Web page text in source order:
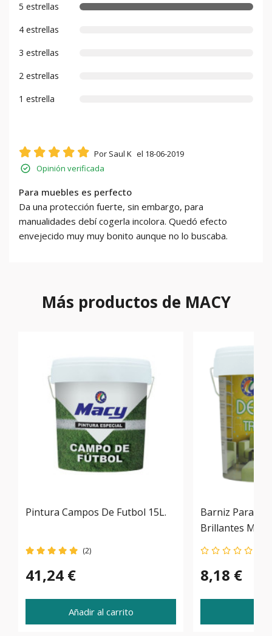
5 estrellas
4 estrellas
3 estrellas
2 estrellas
1 estrella
Por Saul K el 18-06-2019
Opinión verificada
Para muebles es perfecto
Da una protección fuerte, sin embargo, para
manualidades debí cogerla incolora. Quedó efecto
envejecido muy muy bonito aunque no lo buscaba.
Más productos de MACY
Pintura Campos De Futbol 15L.
(2)
41,24 €
Añadir al carrito
Barniz Para
Brillantes Macy
8,18 €